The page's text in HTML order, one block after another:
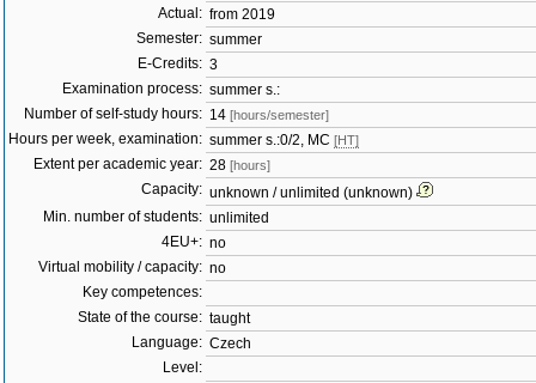
Actual: from 2019
Semester: summer
E-Credits: 3
Examination process: summer s.:
Number of self-study hours: 14 [hours/semester]
Hours per week, examination: summer s.:0/2, MC [HT]
Extent per academic year: 28 [hours]
Capacity: unknown / unlimited (unknown)
Min. number of students: unlimited
4EU+: no
Virtual mobility / capacity: no
Key competences:
State of the course: taught
Language: Czech
Level: